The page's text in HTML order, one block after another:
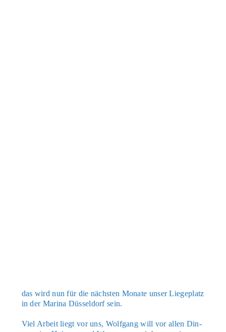
das wird nun für die nächs­ten Mona­te unser Lie­ge­platz
in der Mari­na Düs­sel­dorf sein.
Viel Arbeit liegt vor uns, Wolf­gang will vor allen Din­